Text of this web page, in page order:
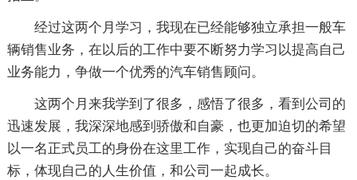
经过这两个月学习，我现在已经能够独立承担一般车
辆销售业务，在以后的工作中要不断努力学习以提高自己
业务能力，争做一个优秀的汽车销售顾问。
这两个月来我学到了很多，感悟了很多，看到公司的
迅速发展，我深深地感到骄傲和自豪，也更加迫切的希望
以一名正式员工的身份在这里工作，实现自己的奋斗目
标，体现自己的人生价值，和公司一起成长。